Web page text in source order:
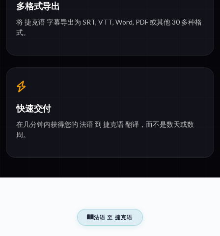
多格式导出
将 捷克语 字幕导出为 SRT, VTT, Word, PDF 或其他 30 多种格
式。
快速交付
在几分钟内获得您的 法语 到 捷克语 翻译，而不是数天或数
周。
法语 至 捷克语